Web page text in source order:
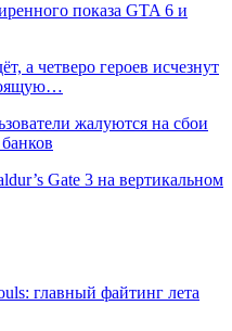
показа GTA 6 и
а четверо героев исчезнут
жалуются на сбои
Gate 3 на вертикальном
главный файтинг лета